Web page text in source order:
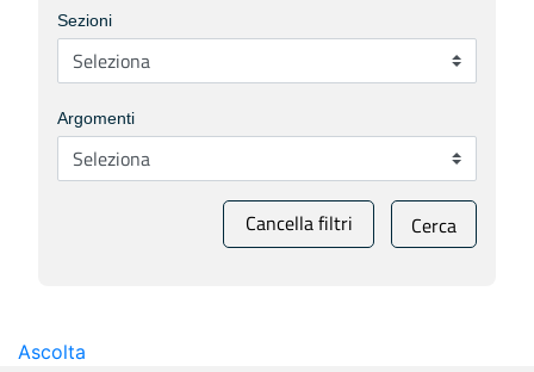
Sezioni
Argomenti
Cancella filtri Cerca
Ascolta